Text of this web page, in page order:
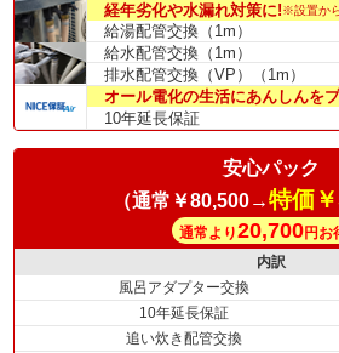
経年劣化や水漏れ対策に!※設置か
給湯配管交換（1m）
給水配管交換（1m）
排水配管交換（VP）（1m）
オール電化の生活にあんしんを
10年延長保証
安心パック
（通常￥80,500→特価
通常より20,700円お
内訳
風呂アダプター交換
10年延長保証
追い炊き配管交換